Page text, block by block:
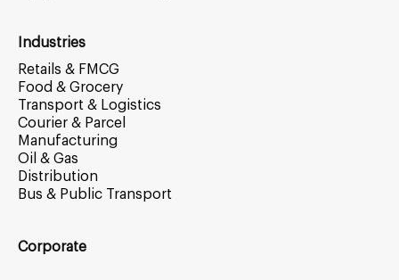
Industries
Retails & FMCG
Food & Grocery
Transport & Logistics
Courier & Parcel
Manufacturing
Oil & Gas
Distribution
Bus & Public Transport
Corporate